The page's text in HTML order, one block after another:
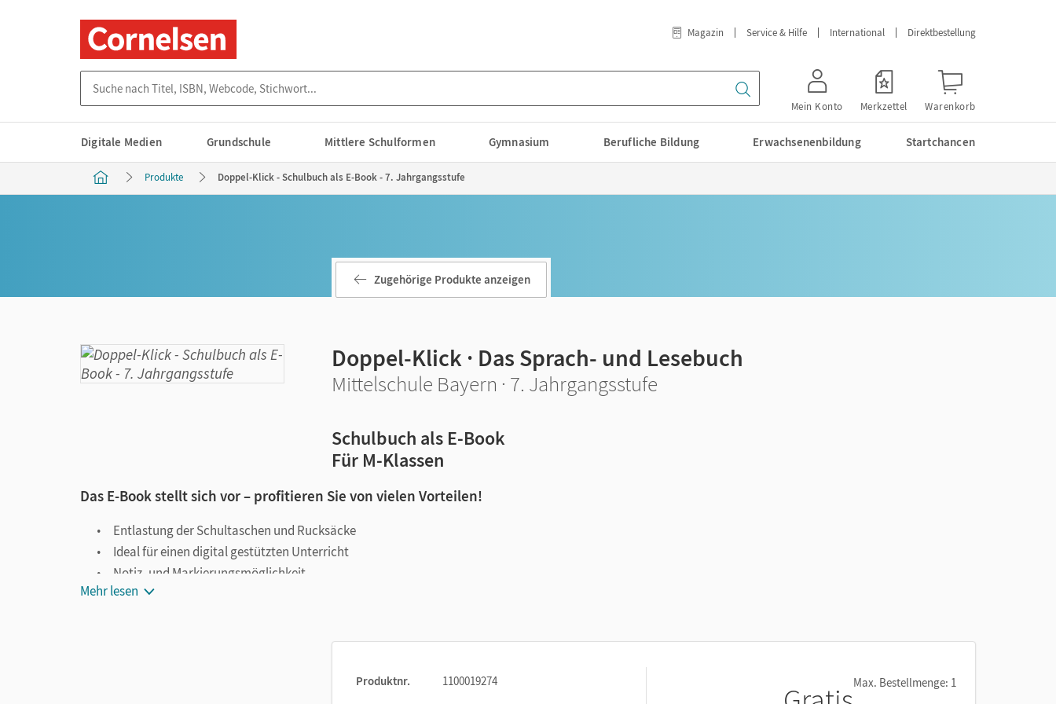
Magazin Service & Hilfe International Direktbestellung
Mein Konto Merkzettel Warenkorb
Digitale Medien Grundschule Mittlere Schulformen Gymnasium Berufliche Bildung Erwachsenenbildung Startchancen
Produkte Doppel-Klick - Schulbuch als E-Book - 7. Jahrgangsstufe
Zugehörige Produkte anzeigen
Doppel-Klick · Das Sprach- und Lesebuch
Mittelschule Bayern · 7. Jahrgangsstufe
Schulbuch als E-Book
Für M-Klassen
Das E-Book stellt sich vor – profitieren Sie von vielen Vorteilen!
Entlastung der Schultaschen und Rucksäcke
Ideal für einen digital gestützten Unterricht
Notiz- und Markierungsmöglichkeit
Jederzeit unkompliziert verfügbar
Mehr lesen
Produktnr.
1100019274
Max. Bestellmenge: 1